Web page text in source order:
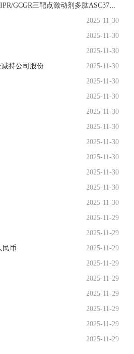
2025-11-30
2025-11-30
2025-11-30
持公司股份
2025-11-30
2025-11-30
2025-11-30
2025-11-30
2025-11-30
2025-11-30
2025-11-30
2025-11-30
2025-11-30
2025-11-30
2025-11-29
2025-11-29
民币
2025-11-29
2025-11-29
2025-11-29
2025-11-29
2025-11-29
2025-11-29
2025-11-29